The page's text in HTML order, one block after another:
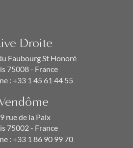
Droite
Faubourg St Honoré
75008 - France
: +33 1 45 61 44 55
rue de la Paix
75002 - France
: +33 1 86 90 99 70